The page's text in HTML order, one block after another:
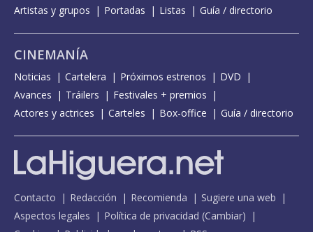
Artistas y grupos
Portadas Listas Guía / directorio
CINEMANÍA
Noticias Cartelera Próximos estrenos
DVD
Avances
Tráilers
Festivales + premios
Actores y actrices
Carteles Box-office Guía / directorio
Contacto Redacción Recomienda
Sugiere una web
Aspectos legales
Política de privacidad (Cambiar)